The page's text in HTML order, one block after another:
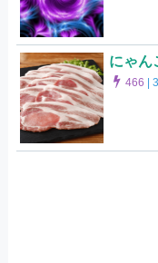
にゃん
466 |